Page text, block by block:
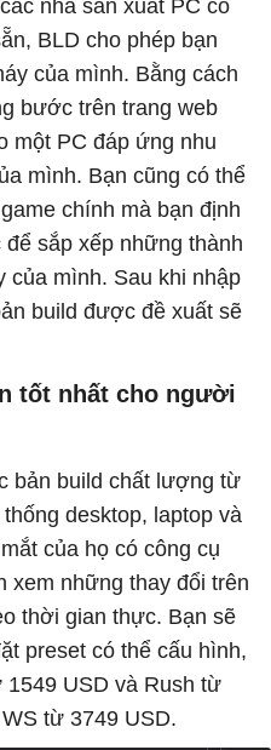
nhà sản xuất PC có
BLD cho phép bạn
của mình. Bằng cách
bước trên trang web
một PC đáp ứng nhu
mình. Bạn cũng có thể
chính mà bạn định
sắp xếp những thành
của mình. Sau khi nhập
build được đề xuất sẽ
tốt nhất cho người
bản build chất lượng từ
desktop, laptop và
của họ có công cụ
xem những thay đổi trên
thời gian thực. Bạn sẽ
preset có thể cấu hình,
1549 USD và Rush từ
từ 3749 USD.